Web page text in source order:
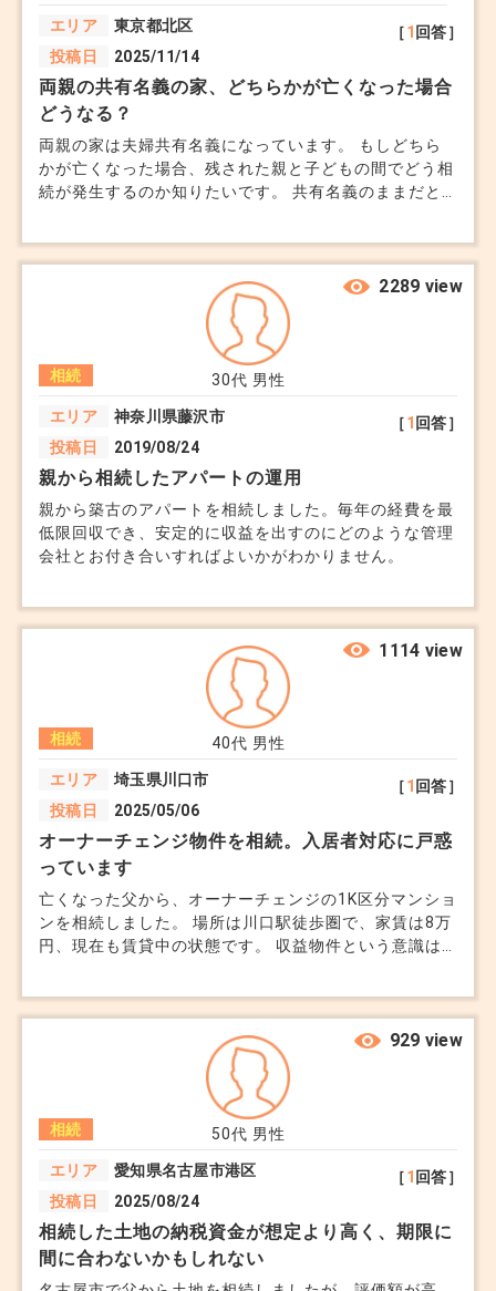
（まとめ）
相続した家を売却する際には、相続手続きを確実に
完了し、税金や費用を理解したうえで、早めの準備
を進めることが大切です。迷う点があれば、不動産
会社や専門家に相談しながら進めるとスムーズで
す。
以上、参考になれば幸いです。
エリア
東京都北区
投稿日
2025/11/14
［1 回答］
両親の共有名義の家、どちらかが亡くなった場合
どうなる？
両親の家は夫婦共有名義になっています。 もしどちら
かが亡くなった場合、残された親と子どもの間でどう相
続が発生するのか知りたいです。 共有名義のままだと
30代 男性
相続
エリア
神奈川県藤沢市
投稿日
2019/08/24
［1 回答］
2289 view
親から相続したアパートの運用
親から築古のアパートを相続しました。毎年の経費を最
低限回収でき、安定的に収益を出すのにどのような管理
会社とお付き合いすればよいかがわかりません。
40代 男性
相続
エリア
埼玉県川口市
投稿日
2025/05/06
［1 回答］
1114 view
オーナーチェンジ物件を相続。入居者対応に戸惑
っています
亡くなった父から、オーナーチェンジの1K区分マンショ
ンを相続しました。 場所は川口駅徒歩圏で、家賃は8万
円、現在も賃貸中の状態です。 収益物件という意識は
ます。 家賃の管理や修繕対応など、管理会社に任せき
りで大丈夫なのか不安があります。 また、今後退去が
出た場合、売却した方が良いのか悩んでいます。 相続
後の入居中物件の扱い方について専門的な助言をいただ
けないでしょうか。 管理会社とやり取りはしています
が、売却を検討しているというと反応が良くありません
でした。
50代 男性
相続
エリア
愛知県名古屋市港区
投稿日
2025/08/24
［1 回答］
929 view
相続した土地の納税資金が想定より高く、期限に
間に合わないかもしれない